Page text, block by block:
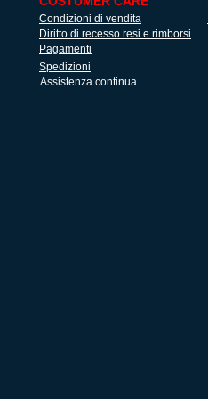
Condizioni di vendita
Diritto di recesso resi e rimborsi
Pagamenti
Spedizioni
Assistenza continua